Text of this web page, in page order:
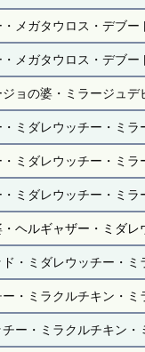
メガタウロス・デブー
メガタウロス・デブ
ョの婆・ミラージュ
ミダレウッチー・ミ
ミダレウッチー・ミ
ミダレウッチー・ミ
ヘルギャザー・ミダ
・ミダレウッチー・
・ミラクルチキン・
ー・ミラクルチキン